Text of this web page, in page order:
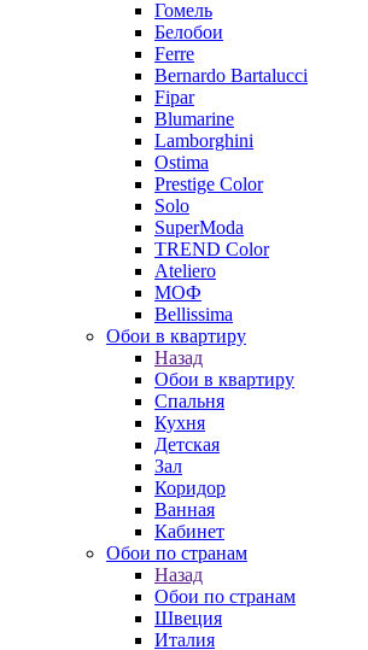
Гомель
Белобои
Ferre
Bernardo Bartalucci
Fipar
Blumarine
Lamborghini
Ostima
Prestige Color
Solo
SuperModa
TREND Color
Ateliero
МОФ
Bellissima
Обои в квартиру
Назад
Обои в квартиру
Спальня
Кухня
Детская
Зал
Коридор
Ванная
Кабинет
Обои по странам
Назад
Обои по странам
Швеция
Италия